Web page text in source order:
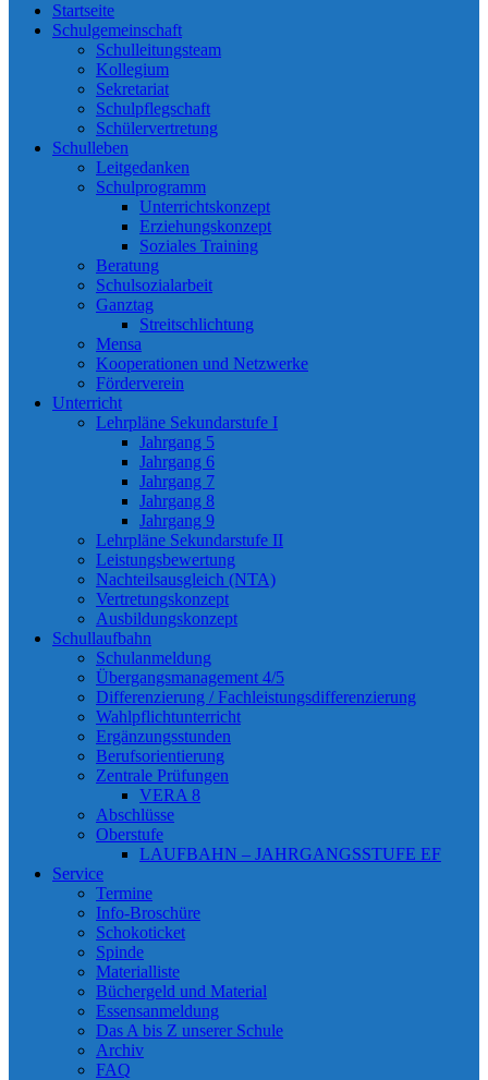
Startseite
Schulgemeinschaft
Schulleitungsteam
Kollegium
Sekretariat
Schulpflegschaft
Schülervertretung
Schulleben
Leitgedanken
Schulprogramm
Unterrichtskonzept
Erziehungskonzept
Soziales Training
Beratung
Schulsozialarbeit
Ganztag
Streitschlichtung
Mensa
Kooperationen und Netzwerke
Förderverein
Unterricht
Lehrpläne Sekundarstufe I
Jahrgang 5
Jahrgang 6
Jahrgang 7
Jahrgang 8
Jahrgang 9
Lehrpläne Sekundarstufe II
Leistungsbewertung
Nachteilsausgleich (NTA)
Vertretungskonzept
Ausbildungskonzept
Schullaufbahn
Schulanmeldung
Übergangsmanagement 4/5
Differenzierung / Fachleistungsdifferenzierung
Wahlpflichtunterricht
Ergänzungsstunden
Berufsorientierung
Zentrale Prüfungen
VERA 8
Abschlüsse
Oberstufe
LAUFBAHN – JAHRGANGSSTUFE EF
Service
Termine
Info-Broschüre
Schokoticket
Spinde
Materialliste
Büchergeld und Material
Essensanmeldung
Das A bis Z unserer Schule
Archiv
FAQ